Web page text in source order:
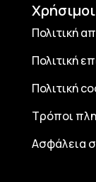
Πολιτική
Πολιτική
Πολιτική
Τρόποι
Ασφάλεια